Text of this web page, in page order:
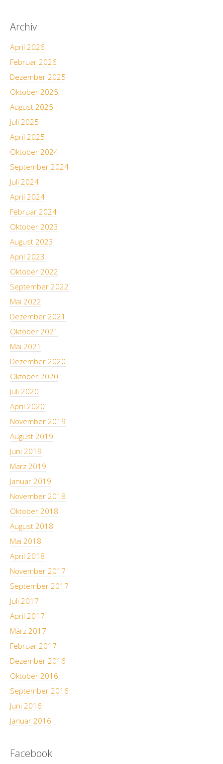
Archiv
April 2026
Februar 2026
Dezember 2025
Oktober 2025
August 2025
Juli 2025
April 2025
Oktober 2024
September 2024
Juli 2024
April 2024
Februar 2024
Oktober 2023
August 2023
April 2023
Oktober 2022
September 2022
Mai 2022
Dezember 2021
Oktober 2021
Mai 2021
Dezember 2020
Oktober 2020
Juli 2020
April 2020
November 2019
August 2019
Juni 2019
März 2019
Januar 2019
November 2018
Oktober 2018
August 2018
Mai 2018
April 2018
November 2017
September 2017
Juli 2017
April 2017
März 2017
Februar 2017
Dezember 2016
Oktober 2016
September 2016
Juni 2016
Januar 2016
Facebook